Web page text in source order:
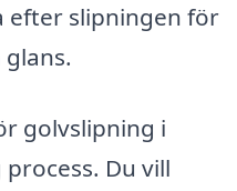
efter slipningen för
golvslipning i
Du vill